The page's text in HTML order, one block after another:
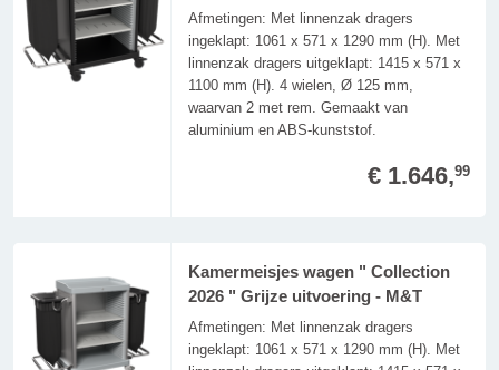
Afmetingen: Met linnenzak dragers
ingeklapt: 1061 x 571 x 1290 mm (H). Met
linnenzak dragers uitgeklapt: 1415 x 571 x
1100 mm (H). 4 wielen, Ø 125 mm,
waarvan 2 met rem. Gemaakt van
aluminium en ABS-kunststof.
€ 1.646,99
Kamermeisjes wagen " Collection
2026 " Grijze uitvoering - M&T
Afmetingen: Met linnenzak dragers
ingeklapt: 1061 x 571 x 1290 mm (H). Met